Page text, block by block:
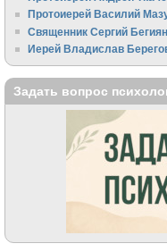
Протоиерей Василий
Священник Сергий Бегиян
Иерей Владислав
Задать вопрос